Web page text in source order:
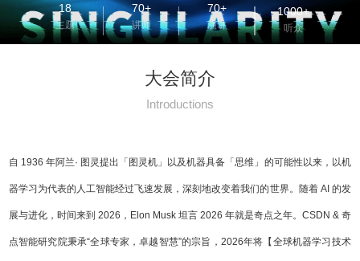
18
主题
70+
讲师
70+
演讲
1000+
听众
大会简介
Introductions
自 1936 年阿兰· 图灵提出「图灵机」以及机器具备「思维」的可能性以来，以机
器学习为代表的人工智能经过飞速发展，深刻地改变着我们的世界。随着 AI 的发
展与进化，时间来到 2026，Elon Musk 坦言 2026 年就是奇点之年。CSDN & 奇
点智能研究院秉承“全球专家，卓越智慧”的宗旨，2026年将【全球机器学习技术